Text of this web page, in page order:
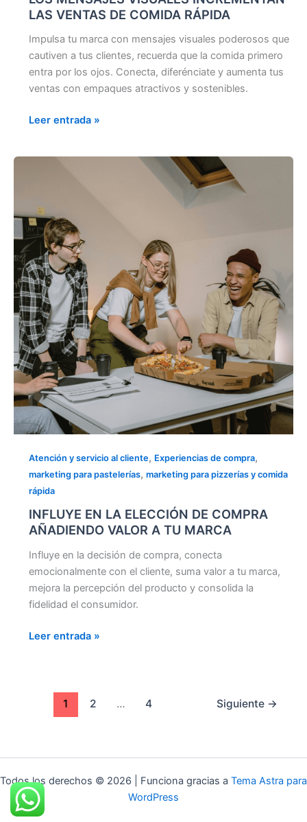
LAS VENTAS DE COMIDA RÁPIDA
Impulsa tu marca con mensajes visuales poderosos que
cautiven a tus clientes, recuerda que la comida primero
entra por los ojos. Conecta, diferénciate y aumenta tus
ventas con empaques atractivos y sostenibles.
Leer entrada »
Atención y servicio al cliente, Experiencias de compra,
marketing para pastelerías, marketing para pizzerías y comida
rápida
INFLUYE EN LA ELECCIÓN DE COMPRA
AÑADIENDO VALOR A TU MARCA
Influye en la decisión de compra, conecta
emocionalmente con el cliente, suma valor a tu marca,
mejora la percepción del producto y consolida la
fidelidad el consumidor.
ELECCIÓN
DE
COMPRA
AÑADIENDO
VALOR
A
TU
MARCA
Leer entrada »
1 2 … 4 Siguiente →
Todos los derechos © 2026 | Funciona gracias a Tema Astra para
WordPress